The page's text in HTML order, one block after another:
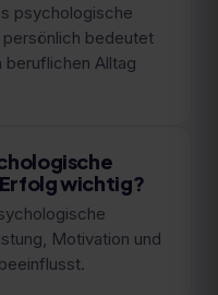
psychologische
bedeutet
beruflichen Alltag
wichtig?
Motivation und